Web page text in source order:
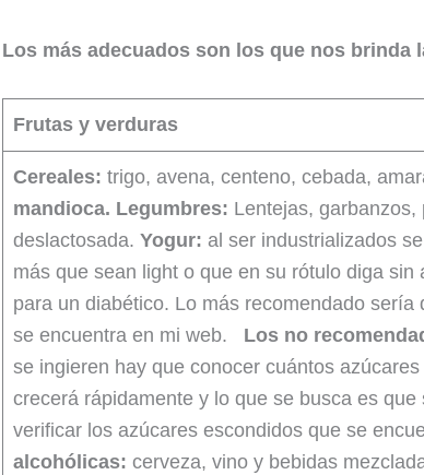
Los más adecuados son los que nos brinda
Frutas y verduras
Cereales: trigo, avena, centeno, cebada,
mandioca. Legumbres: Lentejas, garbanzos,
deslactosada.Yogur: al ser industrializados
más que sean light o que en su rótulo diga
para un diabético. Lo más recomendado
se encuentra en mi web. Los no
se ingieren hay que conocer cuántos
crecerá rápidamente y lo que se busca es
verificar los azúcares escondidos que se
alcohólicas: cerveza, vino y bebidas